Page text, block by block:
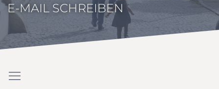
E-MAIL SCHREIBEN